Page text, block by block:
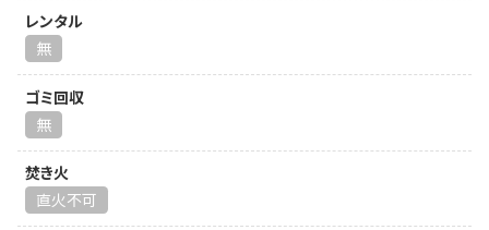
レンタル
無
ゴミ回収
無
焚き火
直火不可